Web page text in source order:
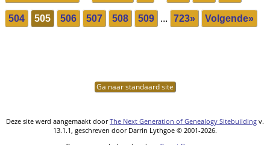
504 505 506 507 508 509 ... 723» Volgende»
Ga naar standaard site
Deze site werd aangemaakt doorThe Next Generation of Genealogy Sitebuilding v.
13.1.1, geschreven door Darrin Lythgoe © 2001-2026.